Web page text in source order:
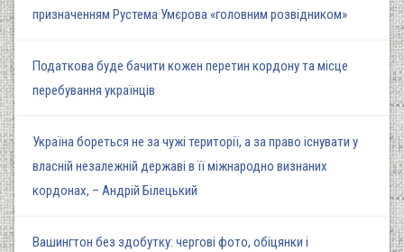
призначенням Рустема Умєрова «головним розвідником»
Податкова буде бачити кожен перетин кордону та місце
перебування українців
Україна бореться не за чужі території, а за право існувати у
власній незалежній державі в її міжнародно визнаних
кордонах, – Андрій Білецький
Вашингтон без здобутку: чергові фото, обіцянки і